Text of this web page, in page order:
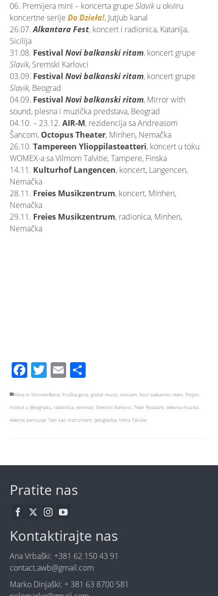
06. Premijera mini – koncerta grupe Slaviku okviru
koncertne serije Do Dzieła!, Jutjub kanal
26.07.Alkantara Fest, koncert i radionica, Katanija,
Sicilija
31.08. Festival Novi balkanski ritam, koncert grupe
Slavik, Sremski Karlovci
03.09. Festival Novi balkanski ritam, koncert grupe
Slavik, Beograd
04.09. Festival Novi balkanski ritam, Mirror with
sound, plesna i muzička predstava, Beograd
04.10. – 23.12. AIR-M, rezidencija sa Andreasom
Šancom, Octopus Theater, Minhen, Nemačka
26.10. Tampereen Ylioppilasteatteri, koncert u toku
WOMEX-a sa Vilmom Talvitie, Tampere, Finska
14.11. Kulturhof Langencen, koncert, Langencen,
Nemačka
28.11. Freies Musikzentrum, koncert, Minhen,
Nemačka
29.11. Freies Musikzentrum, radionica, Minhen,
Nemačka
Facebook
Twitter
Email
Alice in WonderBand Fruška gora global music koncert Novi balkanski ritam Poljski
institut u Beogradu radionica seminar Sremski Karlovci Teatr Rozbark telesna muzika
telesne perkusije Telo kao instrument tjeloglazba Vilma Talvitie
Pratite nas
Kontaktirajte nas
Ana Vrbaški: +381 62 150 43 91
contact.awb@gmail.com
Marko Dinjaški: + 381 63 8700 581